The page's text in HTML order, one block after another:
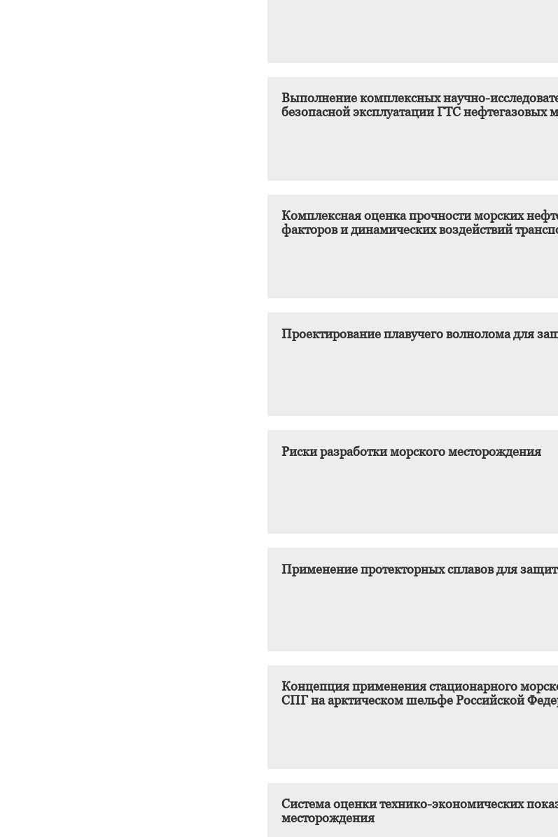
Выполнение комплексных научно-
безопасной эксплуатации ГТС нефтегазовых
Комплексная оценка прочности морских
факторов и динамических воздействий
Проектирование плавучего волнолома для
Риски разработки морского месторождения
Применение протекторных сплавов для
Концепция применения стационарного
СПГ на арктическом шельфе Российской
Система оценки технико-экономических
месторождения